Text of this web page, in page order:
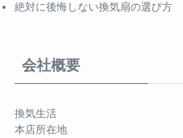
絶対に後悔しない換気扇の選び方
会社概要
換気生活
本店所在地